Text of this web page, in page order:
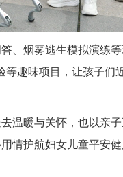
、烟雾逃生模拟演练
趣味项目，让孩子们
温暖与关怀，也以亲
情护航妇女儿童平安健